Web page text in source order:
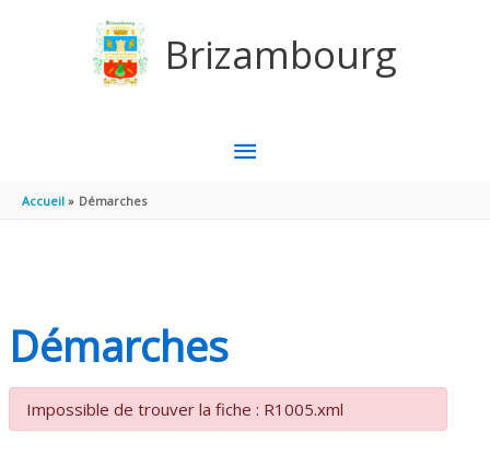
Brizambourg
MENU
Accueil Démarches
Démarches
Impossible de trouver la fiche : R1005.xml